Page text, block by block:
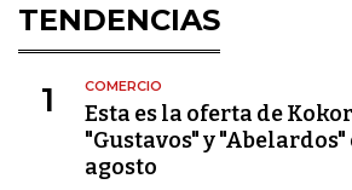
TENDENCIAS
1 COMERCIO
Esta es la oferta de
"Gustavos" y "Abelardos"
agosto